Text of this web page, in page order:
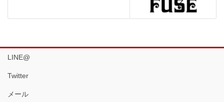
LINE@
Twitter
メール